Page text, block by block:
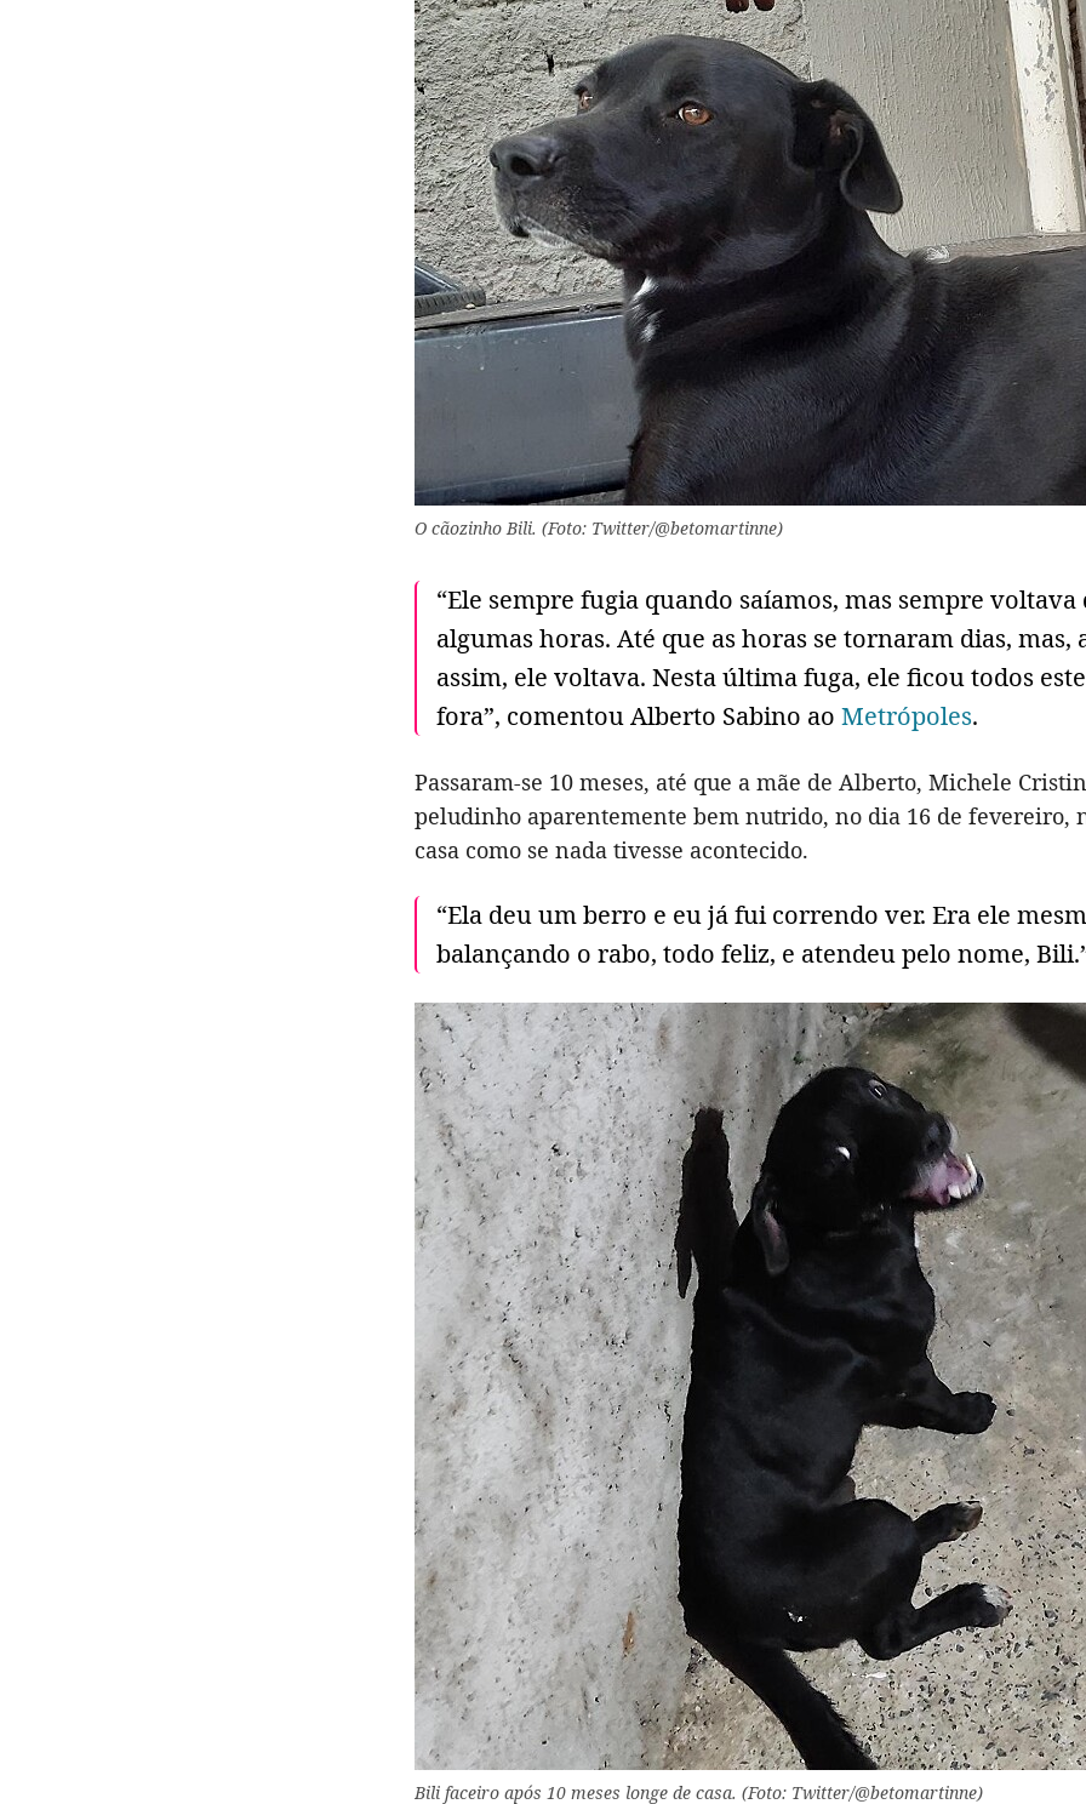
O cãozinho Bili. (Foto: Twitter/@betomartinne)
“Ele sempre fugia quando saíamos, mas sempre voltava
algumas horas. Até que as horas se tornaram dias, mas,
assim, ele voltava. Nesta última fuga, ele ficou todos
fora”, comentou Alberto Sabino ao Metrópoles.
Passaram-se 10 meses, até que a mãe de Alberto, Michele
peludinho aparentemente bem nutrido, no dia 16 de fevereiro,
casa como se nada tivesse acontecido.
“Ela deu um berro e eu já fui correndo ver. Era ele
balançando o rabo, todo feliz, e atendeu pelo nome,
Bili faceiro após 10 meses longe de casa. (Foto: Twitter/@betomartinne)